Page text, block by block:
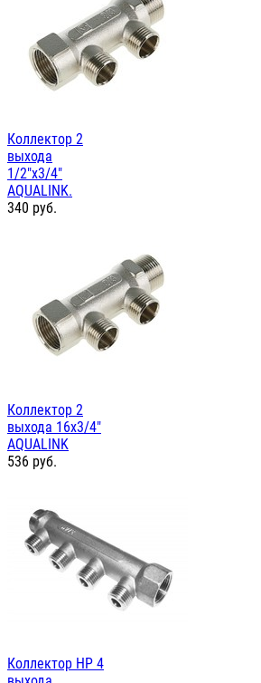
Коллектор 2
выхода
1/2"х3/4"
AQUALINK.
340 руб.
Коллектор 2
выхода 16х3/4"
AQUALINK
536 руб.
Коллектор НР 4